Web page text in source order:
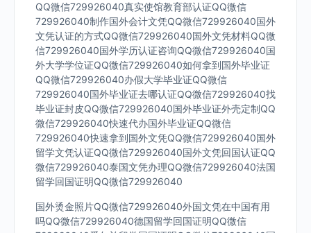
QQ微信729926040真实使馆教育部认证QQ微信
729926040制作国外会计文凭QQ微信729926040国外
文凭认证的方式QQ微信729926040国外文凭材料QQ微
信729926040国外学历认证咨询QQ微信729926040国
外大学学位证QQ微信729926040如何拿到国外毕业证
QQ微信729926040办假大学毕业证QQ微信
729926040国外毕业证去哪认证QQ微信729926040找
毕业证封皮QQ微信729926040国外毕业证外壳定制QQ
微信729926040快速代办国外毕业证QQ微信
729926040快速拿到国外文凭QQ微信729926040国外
留学文凭认证QQ微信729926040国外文凭回国认证QQ
微信729926040泰国文凭办理QQ微信729926040法国
留学回国证明QQ微信729926040
国外烫金照片QQ微信729926040外国文凭在中国有用
吗QQ微信729926040德国留学回国证明QQ微信